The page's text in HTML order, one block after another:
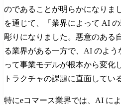
のであることが明らかになりま
を通じて、「業界によって AI
彫りになりました。悪意のある
る業界がある一方で、AI のよう
って事業モデルが根本から変化
トラクチャの課題に直面してい
特にeコマース業界では、AI に